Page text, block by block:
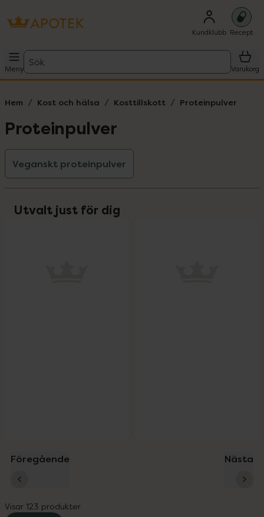
Kundklubb Recept
Meny
Sök
Varukorg
Hem Kost och hälsa Kosttillskott Proteinpulver
Proteinpulver
Veganskt proteinpulver
Utvalt just för dig
Föregående Nästa
Visar 123 produkter